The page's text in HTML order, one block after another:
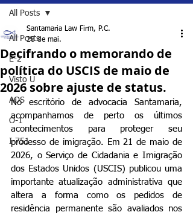
All Posts
E-2
Visto U
AOS
O-1
I-751
All Posts
Decifrando o memorando de
política do USCIS de maio de
2026 sobre ajuste de status.
Santamaria Law Firm, P.C.
28 de mai.
No escritório de advocacia Santamaria,
acompanhamos de perto os últimos
acontecimentos para proteger seu
processo de imigração. Em 21 de maio de
2026, o Serviço de Cidadania e Imigração
dos Estados Unidos (USCIS) publicou uma
importante atualização administrativa que
altera a forma como os pedidos de
residência permanente são avaliados nos